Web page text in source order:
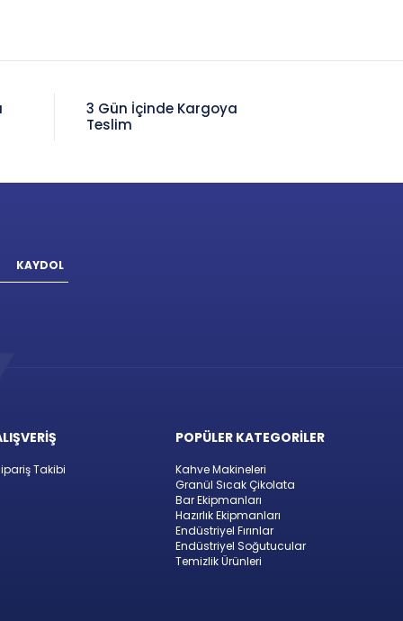
3 Gün İçinde Kargoya
Teslim
KAYDOL
Takibi
POPÜLER KATEGORİLER
Kahve Makineleri
Granül Sıcak Çikolata
Bar Ekipmanları
Hazırlık Ekipmanları
Endüstriyel Fırınlar
Endüstriyel Soğutucular
Temizlik Ürünleri